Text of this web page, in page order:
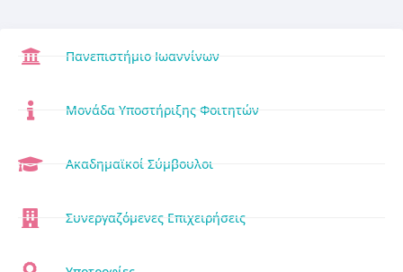
Πανεπιστήμιο Ιωαννίνων
Μονάδα Υποστήριξης Φοιτητών
Ακαδημαϊκοί Σύμβουλοι
Συνεργαζόμενες Επιχειρήσεις